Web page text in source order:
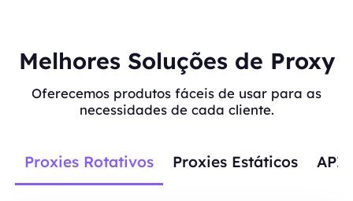
Melhores Soluções de Proxy
Oferecemos produtos fáceis de usar para as
necessidades de cada cliente.
Proxies Rotativos Proxies Estáticos